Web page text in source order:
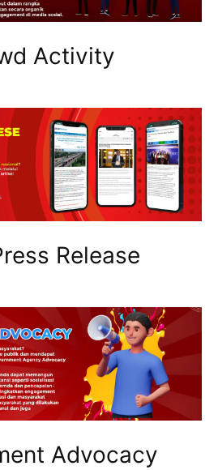
Activity
Release
Advocacy